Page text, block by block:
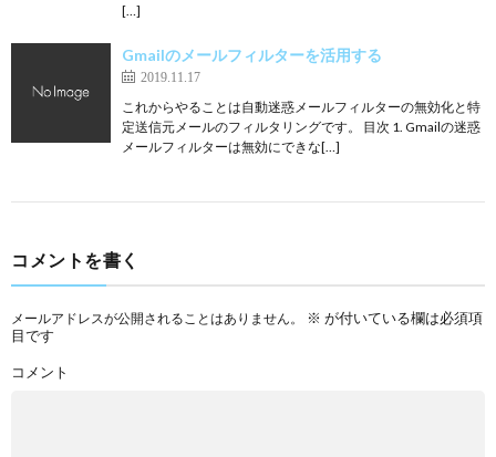
[…]
Gmailのメールフィルターを活用する
2019.11.17
これからやることは自動迷惑メールフィルターの無効化と特
定送信元メールのフィルタリングです。 目次 1. Gmailの迷惑
メールフィルターは無効にできな[…]
コメントを書く
メールアドレスが公開されることはありません。 ※ が付いている欄は必須項
目です
コメント